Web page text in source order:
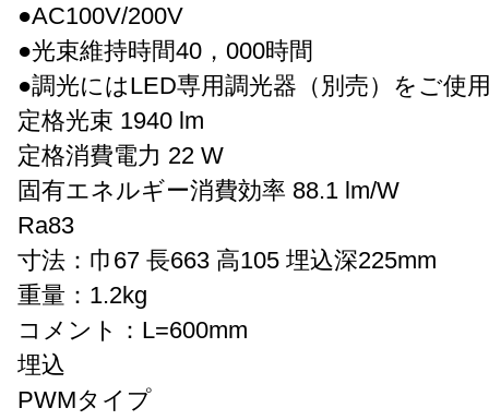
●AC100V/200V
●光束維持時間40，000時間
●調光にはLED専用調光器（別売）をご使
定格光束 1940 lm
定格消費電力 22 W
固有エネルギー消費効率 88.1 lm/W
Ra83
寸法：巾67 長663 高105 埋込深225mm
重量：1.2kg
コメント：L=600mm
埋込
PWMタイプ